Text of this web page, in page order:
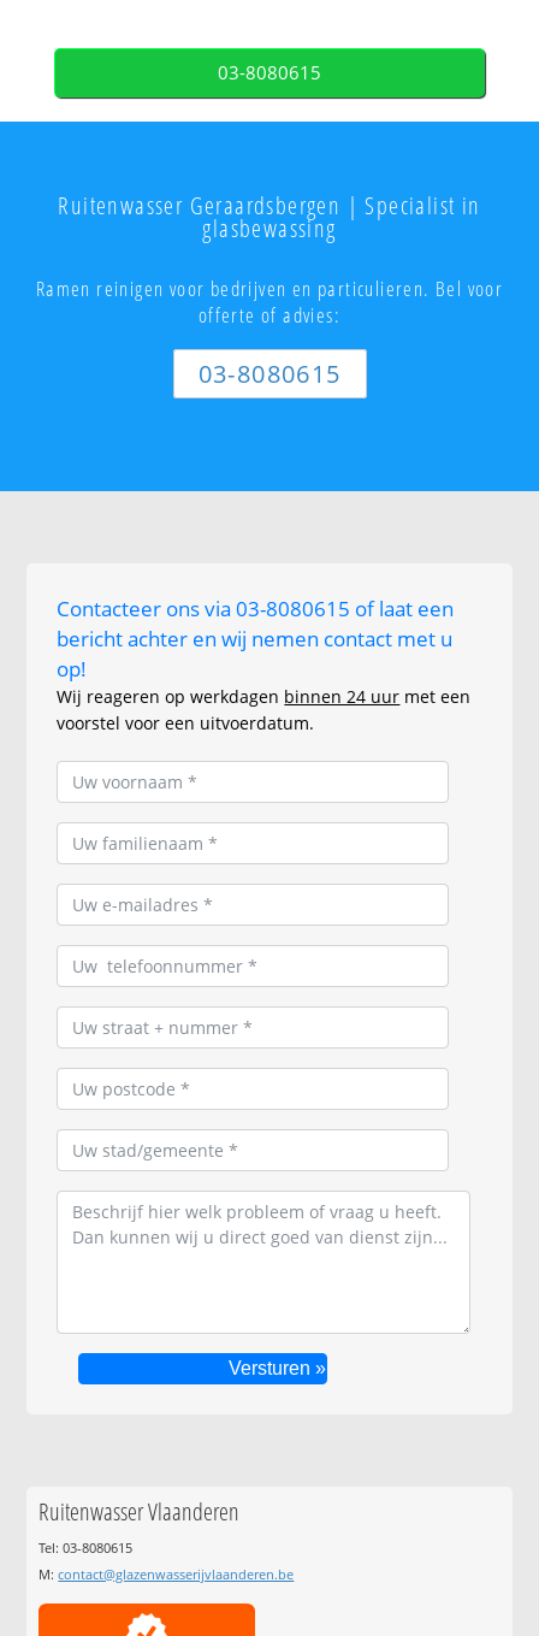
03-8080615
Ruitenwasser Geraardsbergen | Specialist in
glasbewassing
Ramen reinigen voor bedrijven en particulieren. Bel voor
offerte of advies:
03-8080615
Contacteer ons via 03-8080615 of laat een
bericht achter en wij nemen contact met u
op!
Wij reageren op werkdagen binnen 24 uur met een
voorstel voor een uitvoerdatum.
Ruitenwasser Vlaanderen
Tel: 03-8080615
M:contact@glazenwasserijvlaanderen.be